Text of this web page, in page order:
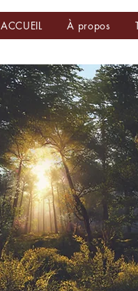
ACCUEIL À propos